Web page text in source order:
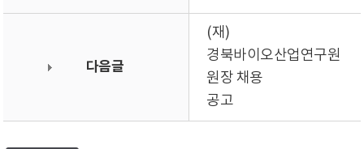
다음글
(재)
경북바이오산업연구원
원장 채용
공고